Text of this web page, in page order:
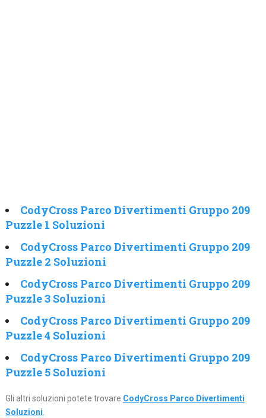
CodyCross Parco Divertimenti Gruppo 209
Puzzle 1 Soluzioni
CodyCross Parco Divertimenti Gruppo 209
Puzzle 2 Soluzioni
CodyCross Parco Divertimenti Gruppo 209
Puzzle 3 Soluzioni
CodyCross Parco Divertimenti Gruppo 209
Puzzle 4 Soluzioni
CodyCross Parco Divertimenti Gruppo 209
Puzzle 5 Soluzioni
Gli altri soluzioni potete trovare CodyCross Parco Divertimenti
Soluzioni.